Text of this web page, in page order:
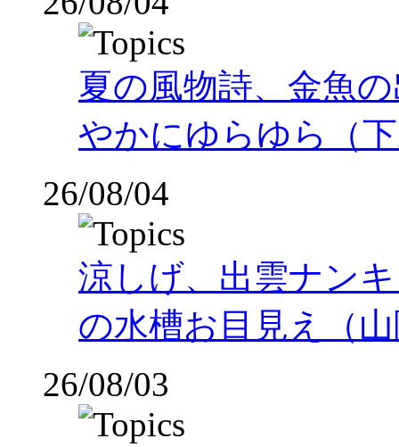
夏の風物詩、金魚
やかにゆらゆら（
26/08/04
涼しげ、出雲ナン
の水槽お目見え（
26/08/03